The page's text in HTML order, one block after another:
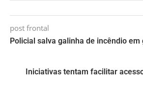
post frontal
Policial salva galinha de incêndio em
Iniciativas tentam facilitar